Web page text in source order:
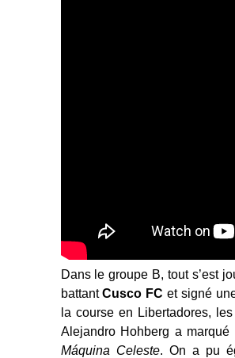
Dans le groupe B, tout s’est
battantCusco FC et signé
la course en Libertadores, les
Alejandro Hohberg a
Máquina Celeste. On a pu